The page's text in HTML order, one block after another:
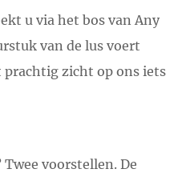
u via het bos van Any
van de lus voert
prachtig zicht op ons iets
voorstellen. De